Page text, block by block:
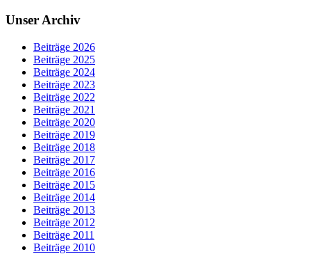
Unser Archiv
Beiträge 2026
Beiträge 2025
Beiträge 2024
Beiträge 2023
Beiträge 2022
Beiträge 2021
Beiträge 2020
Beiträge 2019
Beiträge 2018
Beiträge 2017
Beiträge 2016
Beiträge 2015
Beiträge 2014
Beiträge 2013
Beiträge 2012
Beiträge 2011
Beiträge 2010